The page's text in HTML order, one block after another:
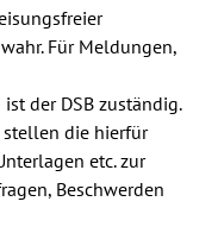
Für Meldungen,
der DSB zuständig.
die hierfür
etc. zur
Beschwerden